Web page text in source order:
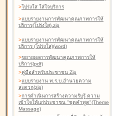
>โปร่งใส ใส่ใจบริการ
>แบบรายงานการพัฒนาคุณภาพการให้
บริการ(โปร่งใส).zip
>แบบรายงานการพัฒนาคุณภาพการให้
บริการ (โปร่งใส)(word)
>ขยายผลการพัฒนาคุณภาพการให้
บริการ(pdf)
>คู่มือสำหรับประชาชน Zip
>แบบรายงาน พ.ร.บ.อำนวยความ
สะดวก(zip)
>การดำเนินการสร้างความรับรู้ ความ
เข้าใจให้แก่ประชาชน "ชุดคำพูด"(Theme
Massage)